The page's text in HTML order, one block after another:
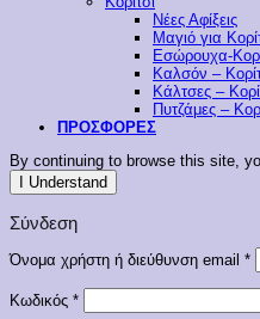
Νέες Αφίξεις
Μαγιό για
Εσώρουχα-
Καλσόν –
Κάλτσες –
Πυτζάμες –
ΠΡΟΣΦΟΡΕΣ
By continuing to browse this site,
I Understand
Σύνδεση
Όνομα χρήστη ή διεύθυνση email *
Κωδικός *Απαιτείται